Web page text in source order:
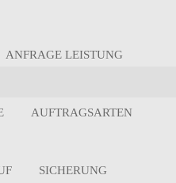
ANFRAGE LEISTUNG
AUFTRAGSARTEN
SICHERUNG